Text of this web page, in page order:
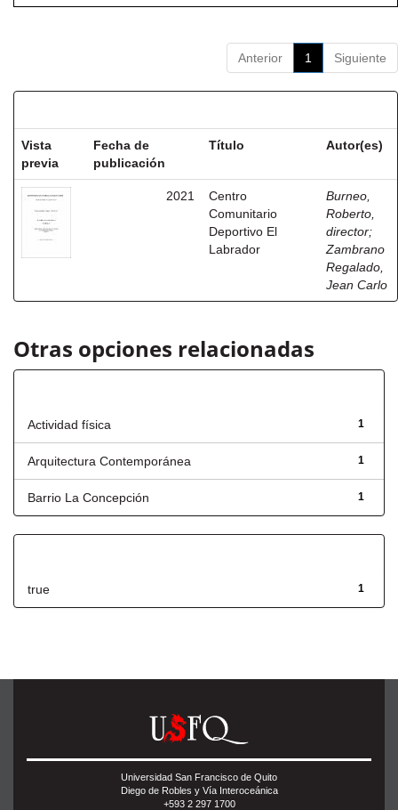
Anterior 1 Siguiente
Vista
previa
Fecha de
publicación
Título Autor(es)
2021
Centro
Comunitario
Deportivo El
Labrador
Burneo,
Roberto,
director;
Zambrano
Regalado,
Jean Carlo
Otras opciones relacionadas
1
Actividad física
1
Arquitectura Contemporánea
1
Barrio La Concepción
1
true
Universidad San Francisco de Quito
Diego de Robles y Vía Interoceánica
+593 2 297 1700